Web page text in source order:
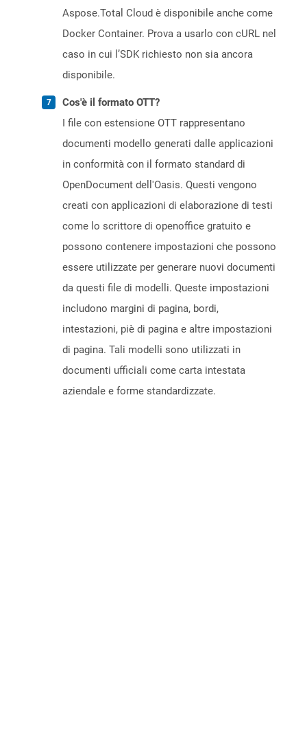
Aspose.Total Cloud è disponibile anche come
Docker Container. Prova a usarlo con cURL nel
caso in cui l’SDK richiesto non sia ancora
disponibile.
Cos'è il formato OTT?
I file con estensione OTT rappresentano
documenti modello generati dalle applicazioni
in conformità con il formato standard di
OpenDocument dell'Oasis. Questi vengono
creati con applicazioni di elaborazione di testi
come lo scrittore di openoffice gratuito e
possono contenere impostazioni che possono
essere utilizzate per generare nuovi documenti
da questi file di modelli. Queste impostazioni
includono margini di pagina, bordi,
intestazioni, piè di pagina e altre impostazioni
di pagina. Tali modelli sono utilizzati in
documenti ufficiali come carta intestata
aziendale e forme standardizzate.